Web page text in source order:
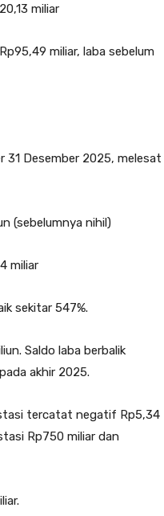
miliar
miliar, laba sebelum
31 Desember 2025, melesat
(sebelumnya nihil)
miliar
sekitar 547%.
Saldo laba berbalik
akhir 2025.
tercatat negatif Rp5,34
Rp750 miliar dan